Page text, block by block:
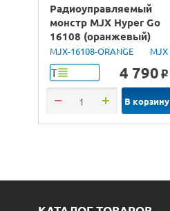
Радиоуправляемый
монстр MJX Hyper Go
16108 (оранжевый)
4WD 2.4G LED 1/16
RTR
MJX-16108-ORANGE MJX
Т 4 790 o
В корзину